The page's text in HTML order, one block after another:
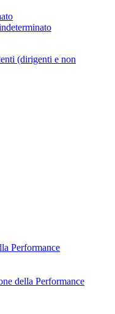
(dirigenti e non
Performance
della Performance